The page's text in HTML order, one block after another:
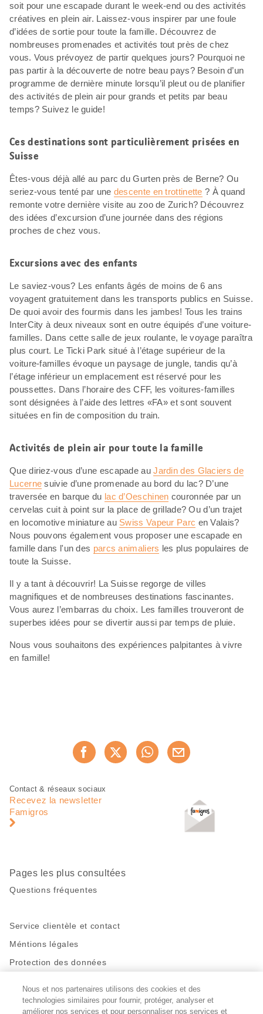
soit pour une escapade durant le week-end ou des activités
créatives en plein air. Laissez-vous inspirer par une foule
d’idées de sortie pour toute la famille. Découvrez de
nombreuses promenades et activités tout près de chez
vous. Vous prévoyez de partir quelques jours? Pourquoi ne
pas partir à la découverte de notre beau pays? Besoin d’un
programme de dernière minute lorsqu’il pleut ou de planifier
des activités de plein air pour grands et petits par beau
temps? Suivez le guide!
Ces destinations sont particulièrement prisées en
Suisse
Êtes-vous déjà allé au parc du Gurten près de Berne? Ou
seriez-vous tenté par une descente en trottinette ? À quand
remonte votre dernière visite au zoo de Zurich? Découvrez
des idées d’excursion d’une journée dans des régions
proches de chez vous.
Excursions avec des enfants
Le saviez-vous? Les enfants âgés de moins de 6 ans
voyagent gratuitement dans les transports publics en Suisse.
De quoi avoir des fourmis dans les jambes! Tous les trains
InterCity à deux niveaux sont en outre équipés d’une voiture-
familles. Dans cette salle de jeux roulante, le voyage paraîtra
plus court. Le Ticki Park situé à l’étage supérieur de la
voiture-familles évoque un paysage de jungle, tandis qu’à
l’étage inférieur un emplacement est réservé pour les
poussettes. Dans l’horaire des CFF, les voitures-familles
sont désignées à l’aide des lettres «FA» et sont souvent
situées en fin de composition du train.
Activités de plein air pour toute la famille
Que diriez-vous d’une escapade auJardin des Glaciers de
Lucerne suivie d’une promenade au bord du lac? D’une
traversée en barque du lac d’Oeschinen couronnée par un
cervelas cuit à point sur la place de grillade? Ou d’un trajet
en locomotive miniature au Swiss Vapeur Parc en Valais?
Nous pouvons également vous proposer une escapade en
famille dans l'un des parcs animaliers les plus populaires de
toute la Suisse.
Il y a tant à découvrir! La Suisse regorge de villes
magnifiques et de nombreuses destinations fascinantes.
Vous aurez l’embarras du choix. Les familles trouveront de
superbes idées pour se divertir aussi par temps de pluie.
Nous vous souhaitons des expériences palpitantes à vivre
en famille!
Recommander maintenant
Pied
page
Navigation
pied
Contact & réseaux sociaux
Recevez la newsletter
Famigros
Pages les plus consultées
Questions fréquentes
Service clientèle et contact
Méntions légales
Protection des données
Restez en contact!
Nous et nos partenaires utilisons des cookies et des
technologies similaires pour fournir, protéger, analyser et
améliorer nos services et pour personnaliser nos services et